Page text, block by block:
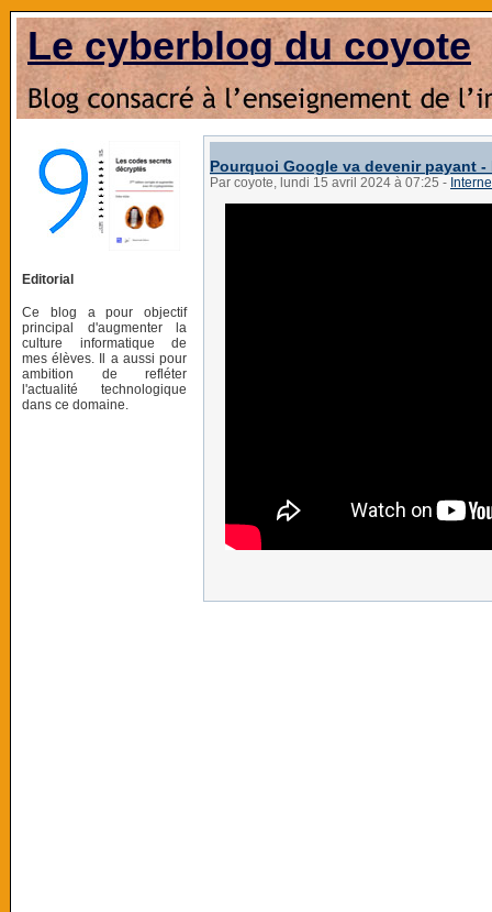
Le cyberblog du coyote
Editorial
Ce blog a pour objectif
principal d'augmenter la
culture informatique de
mes élèves. Il a aussi pour
ambition de refléter
l'actualité technologique
dans ce domaine.
Pourquoi Google va devenir payant -
Par coyote, lundi 15 avril 2024 à 07:25 -